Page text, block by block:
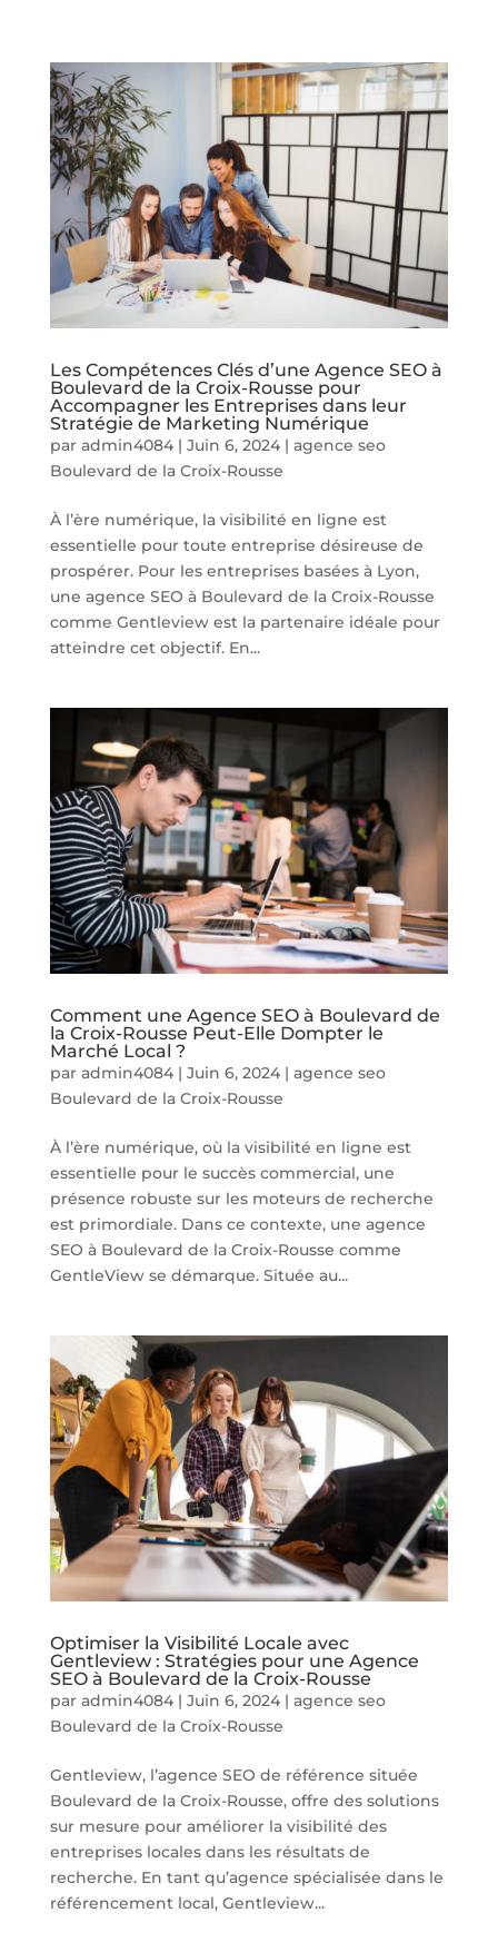
Les Compétences Clés d’une Agence SEO à
Boulevard de la Croix-Rousse pour
Accompagner les Entreprises dans leur
Stratégie de Marketing Numérique
par admin4084| Juin 6, 2024| agence seo
Boulevard de la Croix-Rousse
À l’ère numérique, la visibilité en ligne est
essentielle pour toute entreprise désireuse de
prospérer. Pour les entreprises basées à Lyon,
une agence SEO à Boulevard de la Croix-Rousse
comme Gentleview est la partenaire idéale pour
atteindre cet objectif. En...
Comment une Agence SEO à Boulevard de
la Croix-Rousse Peut-Elle Dompter le
Marché Local ?
par admin4084| Juin 6, 2024| agence seo
Boulevard de la Croix-Rousse
À l’ère numérique, où la visibilité en ligne est
essentielle pour le succès commercial, une
présence robuste sur les moteurs de recherche
est primordiale. Dans ce contexte, une agence
SEO à Boulevard de la Croix-Rousse comme
GentleView se démarque. Située au...
Optimiser la Visibilité Locale avec
Gentleview : Stratégies pour une Agence
SEO à Boulevard de la Croix-Rousse
par admin4084| Juin 6, 2024| agence seo
Boulevard de la Croix-Rousse
Gentleview, l’agence SEO de référence située
Boulevard de la Croix-Rousse, offre des solutions
sur mesure pour améliorer la visibilité des
entreprises locales dans les résultats de
recherche. En tant qu’agence spécialisée dans le
référencement local, Gentleview...